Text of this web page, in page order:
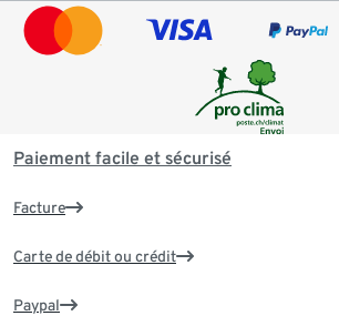
Paiement facile et sécurisé
Facture
Carte de débit ou crédit
Paypal